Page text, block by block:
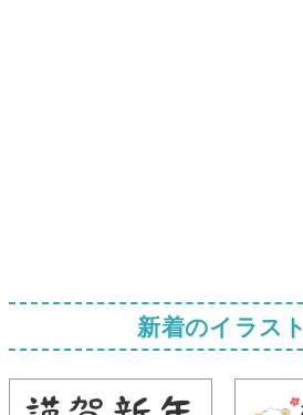
新着のイラスト